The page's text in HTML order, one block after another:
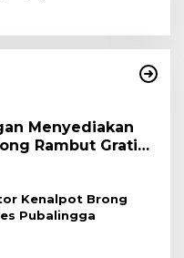
Menyediakan
Rambut Gratis
Kenalpot Brong
Pubalingga